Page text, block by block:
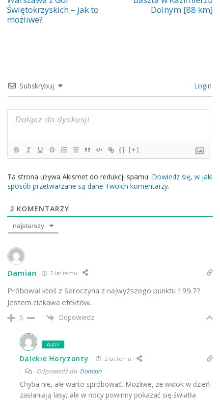
Świętokrzyskich – jak to
możliwe?
Dolnym [88 km]
Subskrybuj Login
{} [+]
Ta strona używa Akismet do redukcji spamu. Dowiedz się, w jaki
sposób przetwarzane są dane Twoich komentarzy.
2 KOMENTARZY
najstarszy
Damian 2 lat temu
Próbował ktoś z Seroczyna z najwyższego punktu 199.7?
Jestem ciekawa efektów.
0 Odpowiedz
Autor
Dalekie Horyzonty 2 lat temu
Odpowiedź do Damian
Chyba nie, ale warto spróbować. Możliwe, że widok w dzień
zasłaniają lasy, ale w nocy powinny pokazać się światła